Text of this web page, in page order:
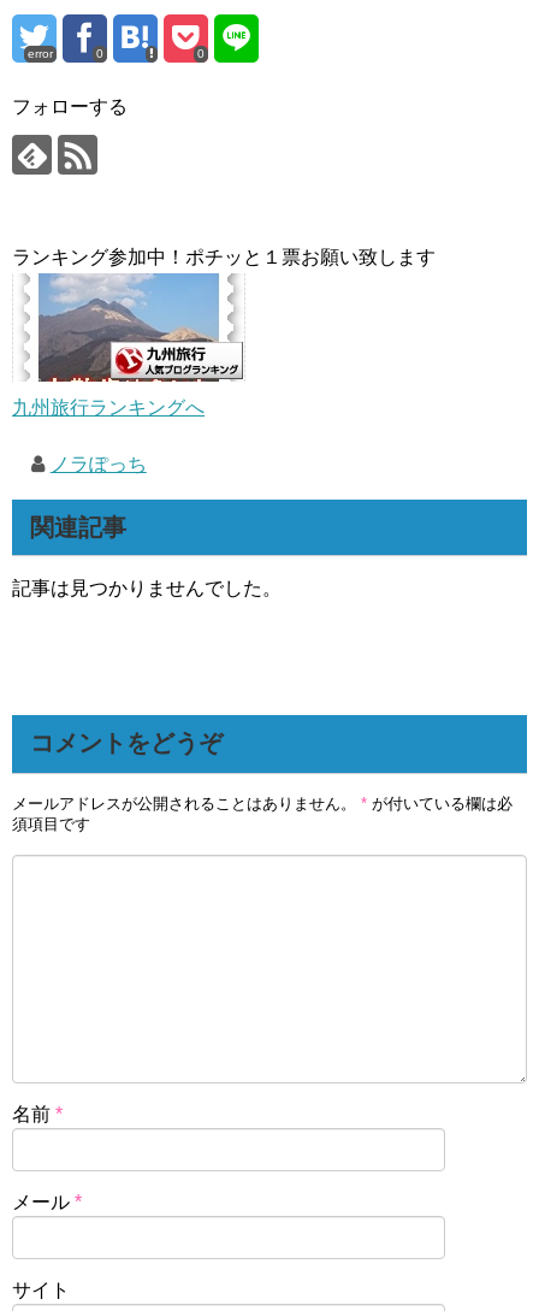
error 0 0
フォローする
ランキング参加中！ポチッと１票お願い致します
九州旅行ランキングへ
ノラぽっち
関連記事
記事は見つかりませんでした。
コメントをどうぞ
メールアドレスが公開されることはありません。 * が付いている欄は必
須項目です
名前 *
メール *
サイト